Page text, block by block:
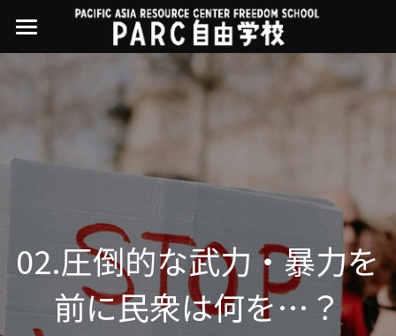
PARC自由学校
講座一覧
01オンライン講座：テック・ジャスティス
02オンライン講座：「自由と平等」の国の
03ハイブリッド講座：人権を保障するのは
誰か
04参加型ゼミ：パレスチナをどう学ぶ？教
える？
過去の講座
公開中の過去講座
近年の講座一覧
お問い合わせ・アクセス
よくある質問
Facebookでシェア
02.圧倒的な武力・暴力を
前に民衆は何を…？
ストアカテゴリー
すべてのカテゴリー
10武藤一羊の英文精読
09ルイースの英会話
08ラテンアメリカ先住民言語
07アイヌ語の基礎から知里真志保の仕事